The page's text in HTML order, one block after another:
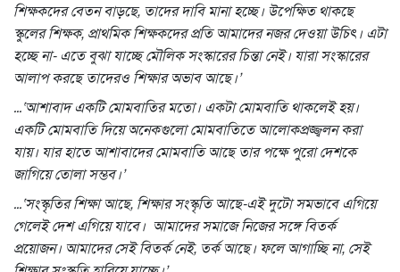
শিক্ষকদের বেতন বাড়ছে, তাদের দাবি মানা হচ্ছে। উপেক্ষিত থাকছে
স্কুলের শিক্ষক, প্রাথমিক শিক্ষকদের প্রতি আমাদের নজর দেওয়া উচিৎ। এটা
হচ্ছে না- এতে বুঝা যাচ্ছে মৌলিক সংস্কারের চিন্তা নেই। যারা সংস্কারের
আলাপ করছে তাদেরও শিক্ষার অভাব আছে।’
...‘আশাবাদ একটি মোমবাতির মতো। একটা মোমবাতি থাকলেই হয়।
একটি মোমবাতি দিয়ে অনেকগুলো মোমবাতিতে আলোকপ্রজ্জ্বলন করা
যায়। যার হাতে আশাবাদের মোমবাতি আছে তার পক্ষে পুরো দেশকে
জাগিয়ে তোলা সম্ভব।’
...‘সংস্কৃতির শিক্ষা আছে, শিক্ষার সংস্কৃতি আছে-এই দুটো সমভাবে এগিয়ে
গেলেই দেশ এগিয়ে যাবে। আমাদের সমাজে নিজের সঙ্গে বিতর্ক
প্রয়োজন। আমাদের সেই বিতর্ক নেই, তর্ক আছে। ফলে আগাচ্ছি না, সেই